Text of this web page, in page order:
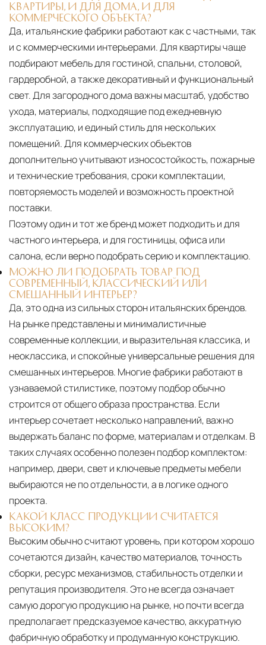
КВАРТИРЫ, И ДЛЯ ДОМА, И ДЛЯ
КОММЕРЧЕСКОГО ОБЪЕКТА?
Да, итальянские фабрики работают как с частными, так
и с коммерческими интерьерами. Для квартиры чаще
подбирают мебель для гостиной, спальни, столовой,
гардеробной, а также декоративный и функциональный
свет. Для загородного дома важны масштаб, удобство
ухода, материалы, подходящие под ежедневную
эксплуатацию, и единый стиль для нескольких
помещений. Для коммерческих объектов
дополнительно учитывают износостойкость, пожарные
и технические требования, сроки комплектации,
повторяемость моделей и возможность проектной
поставки.
Поэтому один и тот же бренд может подходить и для
частного интерьера, и для гостиницы, офиса или
салона, если верно подобрать серию и комплектацию.
МОЖНО ЛИ ПОДОБРАТЬ ТОВАР ПОД
СОВРЕМЕННЫЙ, КЛАССИЧЕСКИЙ ИЛИ
СМЕШАННЫЙ ИНТЕРЬЕР?
Да, это одна из сильных сторон итальянских брендов.
На рынке представлены и минималистичные
современные коллекции, и выразительная классика, и
неоклассика, и спокойные универсальные решения для
смешанных интерьеров. Многие фабрики работают в
узнаваемой стилистике, поэтому подбор обычно
строится от общего образа пространства. Если
интерьер сочетает несколько направлений, важно
выдержать баланс по форме, материалам и отделкам. В
таких случаях особенно полезен подбор комплектом:
например, двери, свет и ключевые предметы мебели
выбираются не по отдельности, а в логике одного
проекта.
КАКОЙ КЛАСС ПРОДУКЦИИ СЧИТАЕТСЯ
ВЫСОКИМ?
Высоким обычно считают уровень, при котором хорошо
сочетаются дизайн, качество материалов, точность
сборки, ресурс механизмов, стабильность отделки и
репутация производителя. Это не всегда означает
самую дорогую продукцию на рынке, но почти всегда
предполагает предсказуемое качество, аккуратную
фабричную обработку и продуманную конструкцию.